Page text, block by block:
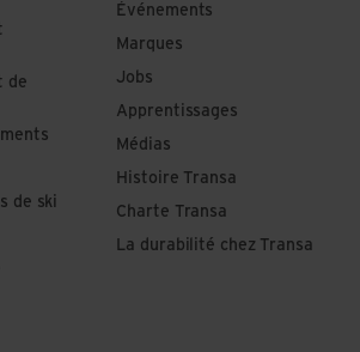
de
de ski
Événements
Marques
Jobs
Apprentissages
Médias
Histoire Transa
Charte Transa
La durabilité chez Transa